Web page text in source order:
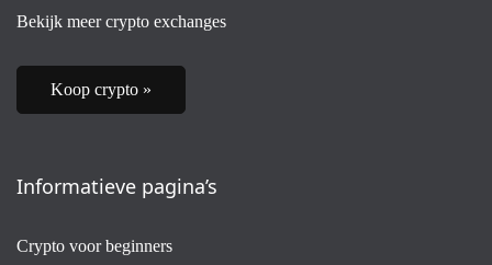
Bekijk meer crypto exchanges
Koop crypto »
Informatieve pagina’s
Crypto voor beginners